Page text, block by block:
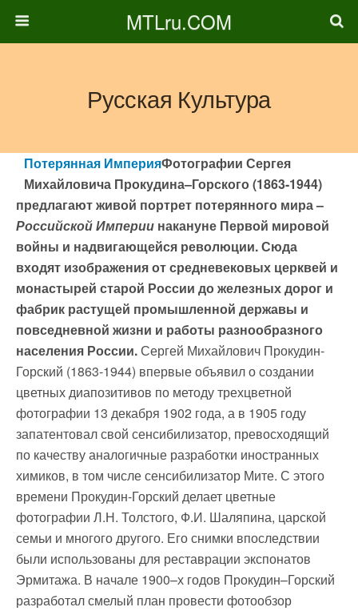
MTLru.COM
Русская Культура
Потерянная ИмперияФотографии Сергея
Михайловича Прокудина–Горского (1863-1944)
предлагают живой портрет потерянного мира –
Российской Империи накануне Первой мировой
войны и надвигающейся революции.Сюда
входят изображения от средневековых церквей и
монастырей старой России до железных дорог и
фабрик растущей промышленной державы и
повседневной жизни и работы разнообразного
населения России.Сергей Михайлович Прокудин-
Горский (1863-1944) впервые объявил о создании
цветных диапозитивов по методу трехцветной
фотографии 13 декабря 1902 года, а в 1905 году
запатентовал свой сенсибилизатор, превосходящий
по качеству аналогичные разработки иностранных
химиков, в том числе сенсибилизатор Мите. С этого
времени Прокудин-Горский делает цветные
фотографии Л.Н. Толстого, Ф.И. Шаляпина, царской
семьи и многого другого. Его снимки впоследствии
были использованы для реставрации экспонатов
Эрмитажа. В начале 1900–х годов Прокудин–Горский
разработал смелый план провести фотообзор